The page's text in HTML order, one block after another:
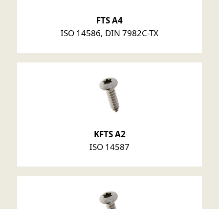
FTS A4
ISO 14586, DIN 7982C-TX
KFTS A2
ISO 14587